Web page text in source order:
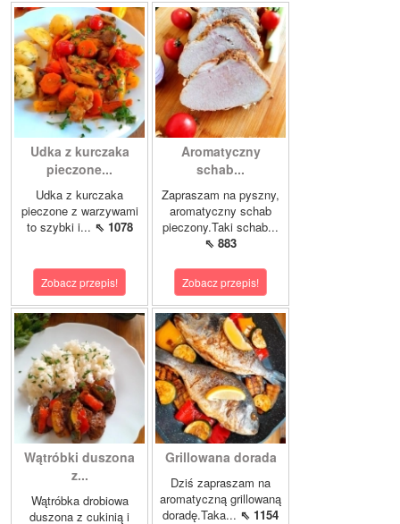
Udka z kurczaka
pieczone...
Udka z kurczaka
pieczone z warzywami
to szybki i... ⇖ 1078
Zobacz przepis!
Aromatyczny
schab...
Zapraszam na pyszny,
aromatyczny schab
pieczony.Taki schab...
⇖ 883
Zobacz przepis!
Wątróbki duszona
z...
Wątróbka drobiowa
duszona z cukinią i
Grillowana dorada
Dziś zapraszam na
aromatyczną grillowaną
doradę.Taka... ⇖ 1154